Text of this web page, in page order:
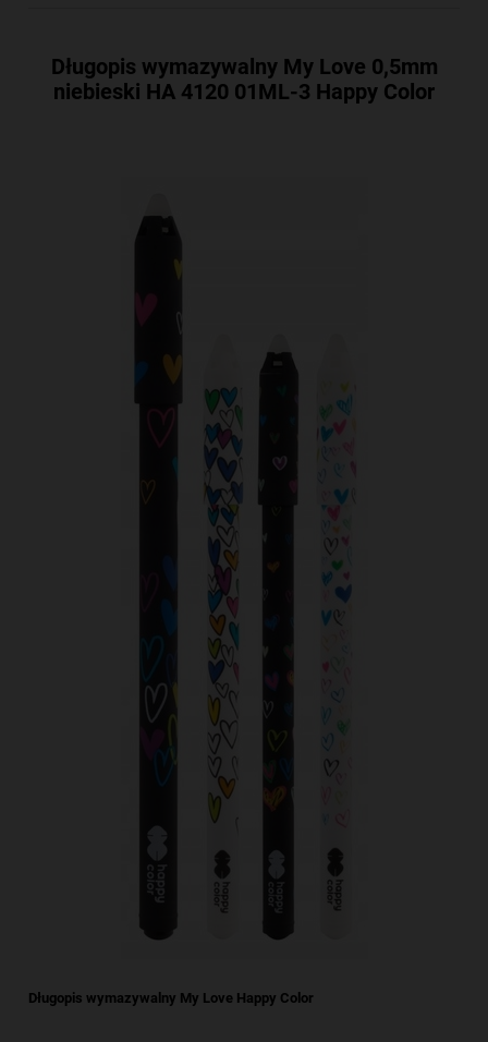
Długopis wymazywalny My Love 0,5mm
niebieski HA 4120 01ML-3 Happy Color
Długopis wymazywalny My Love Happy Color